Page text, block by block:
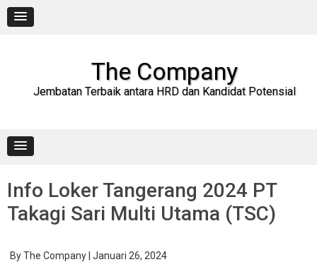
content
The Company
Jembatan Terbaik antara HRD dan Kandidat Potensial
Info Loker Tangerang 2024 PT
Takagi Sari Multi Utama (TSC)
ByThe Company Januari 26, 2024